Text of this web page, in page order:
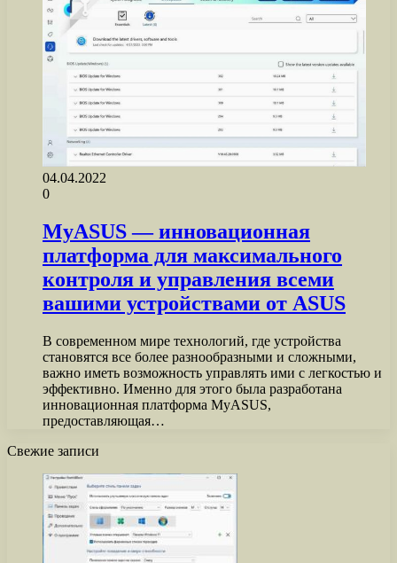
04.04.2022
0
MyASUS — инновационная
платформа для максимального
контроля и управления всеми
вашими устройствами от ASUS
В современном мире технологий, где устройства
становятся все более разнообразными и сложными,
важно иметь возможность управлять ими с легкостью и
эффективно. Именно для этого была разработана
инновационная платформа MyASUS,
предоставляющая…
Свежие записи